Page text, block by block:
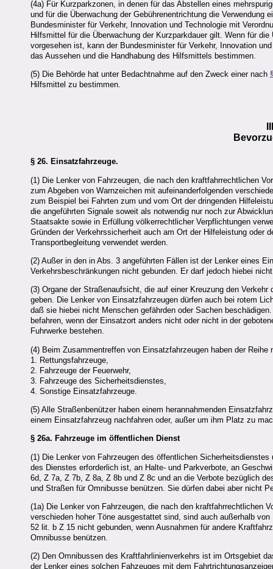
(4a) Für Kurzparkzonen, in denen für das Abstellen eines
und für die Überwachung der Gebührenentrichtung die
Bundesminister für Verkehr, Innovation und Technologie mit
Hilfsmittel für die Überwachung der Kurzparkdauer gilt. Wenn für
vorgesehen ist, kann der Bundesminister für Verkehr, Innovation
das Aussehen und die Handhabung des Hilfsmittels bestimmen.
(5) Die Behörde hat unter Bedachtnahme auf den Zweck einer nach
Hilfsmittel zu bestimmen.
§ 26. Einsatzfahrzeuge.
(1) Die Lenker von Fahrzeugen, die nach den kraftfahrrechtlichen
zum Abgeben von Warnzeichen mit aufeinanderfolgenden
zum Beispiel bei Fahrten zum und vom Ort der dringenden
die angeführten Signale soweit als notwendig nur noch zur
Staatsakte sowie in Erfüllung völkerrechtlicher Verpflichtungen
Gründen der Verkehrssicherheit auch am Ort der Hilfeleistung oder
Transportbegleitung verwendet werden.
(2) Außer in den in Abs. 3 angeführten Fällen ist der Lenker eines
Verkehrsbeschränkungen nicht gebunden. Er darf jedoch hiebei
(3) Organe der Straßenaufsicht, die auf einer Kreuzung den
geben. Die Lenker von Einsatzfahrzeugen dürfen auch bei rotem
daß sie hiebei nicht Menschen gefährden oder Sachen
befahren, wenn der Einsatzort anders nicht oder nicht in der
Fuhrwerke bestehen.
(4) Beim Zusammentreffen von Einsatzfahrzeugen haben der Reihe
1. Rettungsfahrzeuge,
2. Fahrzeuge der Feuerwehr,
3. Fahrzeuge des Sicherheitsdienstes,
4. Sonstige Einsatzfahrzeuge.
(5) Alle Straßenbenützer haben einem herannahmenden
einem Einsatzfahrzeug nachfahren oder, außer um ihm Platz zu
§ 26a. Fahrzeuge im öffentlichen Dienst
(1) Die Lenker von Fahrzeugen des öffentlichen
des Dienstes erforderlich ist, an Halte- und Parkverbote, an
6d, Z 7a, Z 7b, Z 8a, Z 8b und Z 8c und an die Verbote bezüglich
und Straßen für Omnibusse benützen. Sie dürfen dabei aber nicht
(1a) Die Lenker von Fahrzeugen, die nach den kraftfahrrechtlichen
verschieden hoher Töne ausgestattet sind, sind auch außerhalb
52 lit. b Z 15 nicht gebunden, wenn Ausnahmen für andere
Omnibusse benützen.
(2) Den Omnibussen des Kraftfahrlinienverkehrs ist im Ortsgebiet
der Lenker eines solchen Fahzeuges mit dem